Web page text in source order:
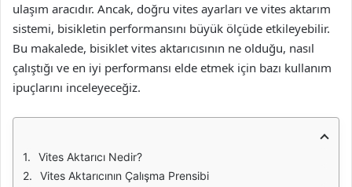
ulaşım aracıdır. Ancak, doğru vites ayarları ve vites aktarım
sistemi, bisikletin performansını büyük ölçüde etkileyebilir.
Bu makalede, bisiklet vites aktarıcısının ne olduğu, nasıl
çalıştığı ve en iyi performansı elde etmek için bazı kullanım
ipuçlarını inceleyeceğiz.
Vites Aktarıcı Nedir?
Vites Aktarıcının Çalışma Prensibi